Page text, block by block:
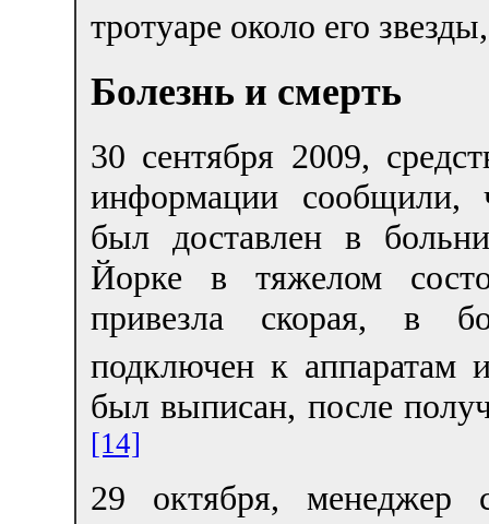
тротуаре около его
Болезнь и смерть
30 сентября 2009,
информации сообщили,
был доставлен в
Йорке в тяжелом
привезла скорая, в
подключен к аппаратам
был выписан, после
[14]
29 октября,